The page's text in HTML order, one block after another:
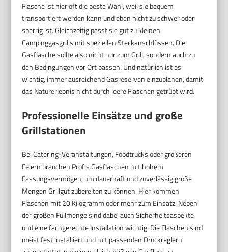
Flasche ist hier oft die beste Wahl, weil sie bequem
transportiert werden kann und eben nicht zu schwer oder
sperrig ist. Gleichzeitig passt sie gut zu kleinen
Campinggasgrills mit speziellen Steckanschlüssen. Die
Gasflasche sollte also nicht nur zum Grill, sondern auch zu
den Bedingungen vor Ort passen. Und natürlich ist es
wichtig, immer ausreichend Gasreserven einzuplanen, damit
das Naturerlebnis nicht durch leere Flaschen getrübt wird.
Professionelle Einsätze und große
Grillstationen
Bei Catering-Veranstaltungen, Foodtrucks oder größeren
Feiern brauchen Profis Gasflaschen mit hohem
Fassungsvermögen, um dauerhaft und zuverlässig große
Mengen Grillgut zubereiten zu können. Hier kommen
Flaschen mit 20 Kilogramm oder mehr zum Einsatz. Neben
der großen Füllmenge sind dabei auch Sicherheitsaspekte
und eine fachgerechte Installation wichtig. Die Flaschen sind
meist fest installiert und mit passenden Druckreglern